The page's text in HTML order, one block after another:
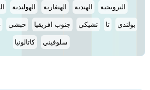
النرويجية الهندية الهنغارية الهولندية
بولندي تا تشيكي جنوب افريقيا حبشي
سلوفيني كاتالونيا